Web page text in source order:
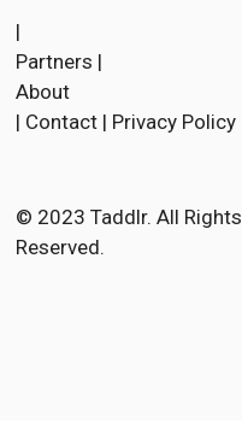
c
o
k
r
l
|
Partners |
About
| Contact | Privacy Policy
© 2023 Taddlr. All Rights
Reserved.